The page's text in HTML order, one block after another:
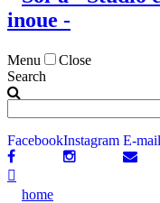
Menu
Close
Search
FacebookInstagram E-mail
home